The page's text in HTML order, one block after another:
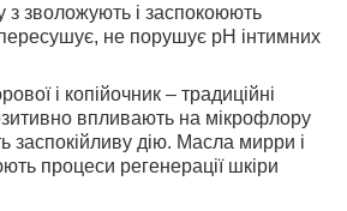
зволожують і заспокоюють
не порушує рН інтимних
і копійочник – традиційні
впливають на мікрофлору
заспокійливу дію. Масла мирри і
процеси регенерації шкіри